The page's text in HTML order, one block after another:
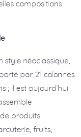
compositions
style néoclassique,
par 21 colonnes
; il est aujourd’hui
produits
fruits,